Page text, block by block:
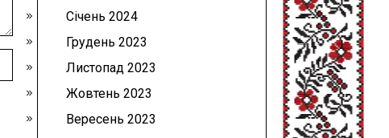
Січень 2024
Грудень 2023
Листопад 2023
Жовтень 2023
Вересень 2023